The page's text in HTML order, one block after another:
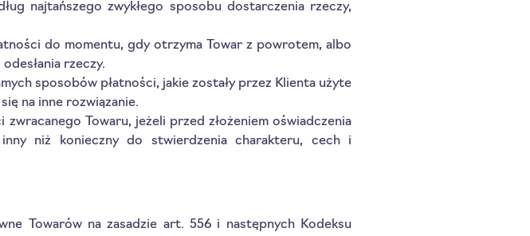
najtańszego zwykłego sposobu dostarczenia rzeczy,
do momentu, gdy otrzyma Towar z powrotem, albo
rzeczy.
sposobów płatności, jakie zostały przez Klienta użyte
na inne rozwiązanie.
Towaru, jeżeli przed złożeniem oświadczenia
niż konieczny do stwierdzenia charakteru, cech i
Towarów na zasadzie art. 556 i następnych Kodeksu